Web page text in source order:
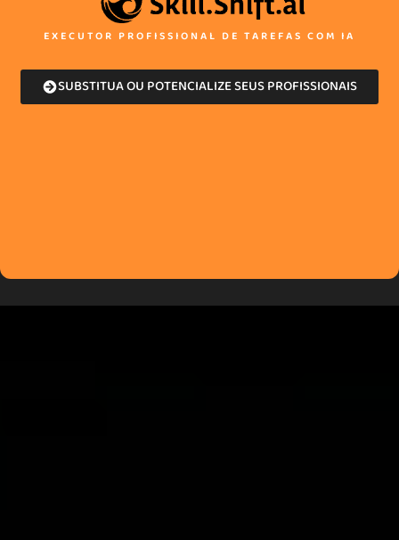
EXECUTOR PROFISSIONAL DE TAREFAS COM IA
SUBSTITUA OU POTENCIALIZE SEUS PROFISSIONAIS